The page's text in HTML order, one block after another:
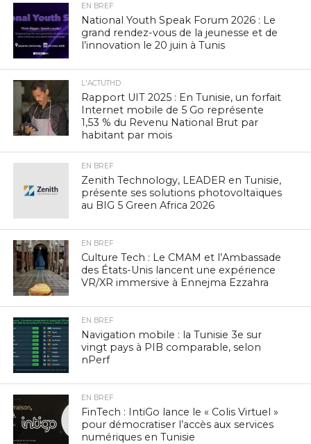
EN BREF
National Youth Speak Forum 2026 : Le
grand rendez-vous de la jeunesse et de
l’innovation le 20 juin à Tunis
L'ACTUTHD
Rapport UIT 2025 : En Tunisie, un forfait
Internet mobile de 5 Go représente
1,53 % du Revenu National Brut par
habitant par mois
EN BREF
Zenith Technology, LEADER en Tunisie,
présente ses solutions photovoltaïques
au BIG 5 Green Africa 2026
EN BREF
Culture Tech : Le CMAM et l’Ambassade
des États-Unis lancent une expérience
VR/XR immersive à Ennejma Ezzahra
EN BREF
Navigation mobile : la Tunisie 3e sur
vingt pays à PIB comparable, selon
nPerf
EN BREF
FinTech : IntiGo lance le « Colis Virtuel »
pour démocratiser l’accès aux services
numériques en Tunisie